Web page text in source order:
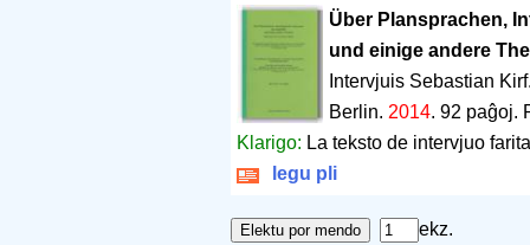
Über Plansprachen,
und einige andere
Intervjuis Sebastian
Berlin. 2014. 92 paĝoj.
Klarigo: La teksto de intervjuo
legu pli
ekz.